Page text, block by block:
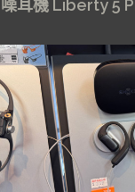
噪耳機 Liberty 5